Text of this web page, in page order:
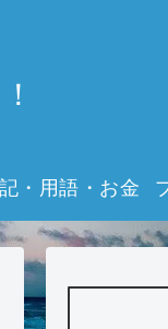
・用語・お金